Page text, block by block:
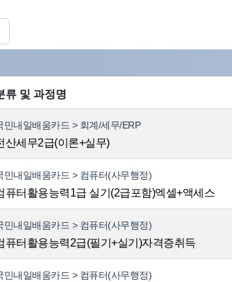
류 및 과정명
민내일배움카드 > 회계/세무/ERP
산세무2급(이론+실무)
민내일배움카드 > 컴퓨터(사무행정)
퓨터활용능력1급 실기(2급포함)엑셀+액세스
민내일배움카드 > 컴퓨터(사무행정)
퓨터활용능력2급(필기+실기)자격증취득
민내일배움카드 > 컴퓨터(사무행정)